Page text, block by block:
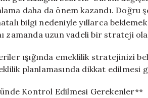
daha da önem kazandı. Doğru
bilgi nedeniyle yıllarca
zamanda uzun vadeli bir strateji
ışığında emeklilik stratejinizi
planlamasında dikkat edilmesi
Kontrol Edilmesi Gerekenler**